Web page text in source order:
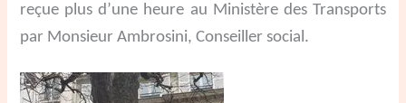
reçue plus d’une heure au Ministère des Transports
par Monsieur Ambrosini, Conseiller social.